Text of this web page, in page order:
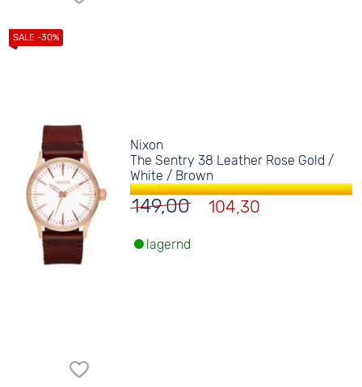
Nixon
The Sentry 38 Leather Rose Gold /
White / Brown
149,00 104,30
lagernd